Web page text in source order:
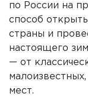
по России на
способ
страны и
настоящего
— от
мест.